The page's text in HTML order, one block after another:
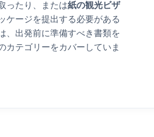
ったり、または紙の観光ビザ
ケージを提出する必要がある
、出発前に準備すべき書類を
カテゴリーをカバーしていま